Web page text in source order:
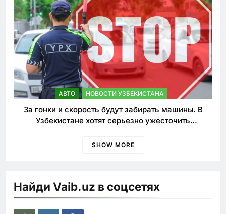
АВТО НОВОСТИ УЗБЕКИСТАНА
За гонки и скорость будут забирать машины. В
Узбекистане хотят серьезно ужесточить
SHOW MORE
Найди Vaib.uz в соцсетях